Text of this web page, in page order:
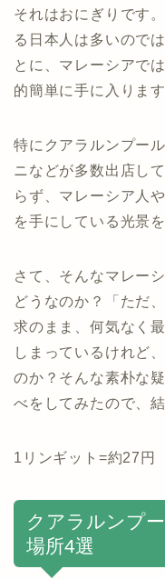
それはおにぎりです
る日本人は多いので
とに、マレーシアで
的簡単に手に入ります
特にクアラルンプー
ニなどが多数出店し
らず、マレーシア人
を手にしている光景
さて、そんなマレー
どうなのか？「ただ
求のまま、何気なく
しまっているけれど
のか？そんな素朴な
べをしてみたので、
1リンギット=約27円
クアラルンプ
場所4選